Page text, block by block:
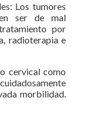
Los tumores
ser de mal
por
radioterapia e
cervical como
morbilidad.